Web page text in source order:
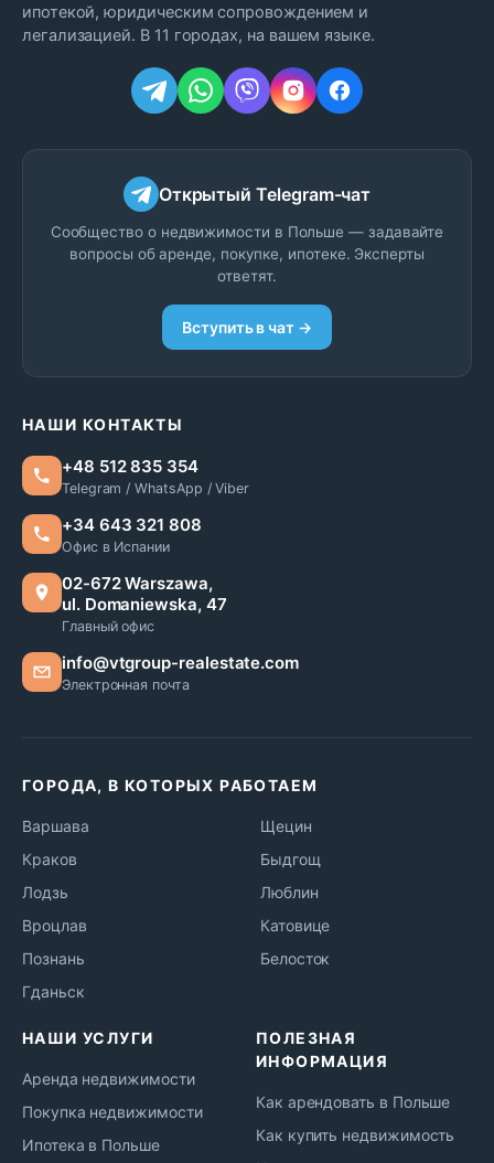
ипотекой, юридическим сопровождением и
легализацией. В 11 городах, на вашем языке.
Открытый Telegram-чат
Сообщество о недвижимости в Польше — задавайте
вопросы об аренде, покупке, ипотеке. Эксперты
ответят.
Вступить в чат →
НАШИ КОНТАКТЫ
+48 512 835 354
Telegram / WhatsApp / Viber
+34 643 321 808
Офис в Испании
02-672 Warszawa,
ul. Domaniewska, 47
Главный офис
info@vtgroup-realestate.com
Электронная почта
ГОРОДА, В КОТОРЫХ РАБОТАЕМ
Варшава
Краков
Лодзь
Вроцлав
Познань
Гданьск
Щецин
Быдгощ
Люблин
Катовице
Белосток
НАШИ УСЛУГИ
Аренда недвижимости
Покупка недвижимости
Ипотека в Польше
ПОЛЕЗНАЯ
ИНФОРМАЦИЯ
Как арендовать в Польше
Как купить недвижимость